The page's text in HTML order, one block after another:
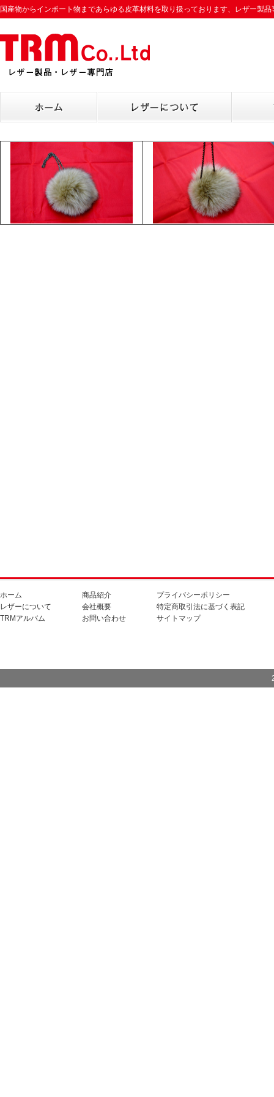
国産物からインポート物まであらゆる皮革材料を取り扱っております、レザー製品
ホーム
レザーについて
TRMアルバム
商品紹介
会社概要
お問い合わせ
プライバシーポリシー
特定商取引法に基づく表記
サイトマップ